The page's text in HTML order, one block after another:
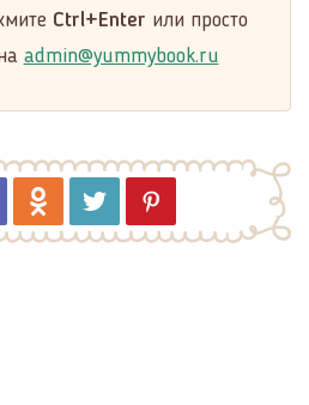
Ctrl+Enter или просто
admin@yummybook.ru